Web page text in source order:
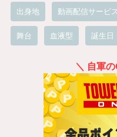
出身地 動画配信サービス
舞台 血液型 誕生日
＼ 自軍